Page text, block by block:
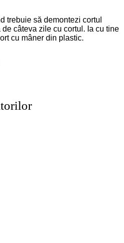
trebuie să demontezi cortul
câteva zile cu cortul. Ia cu tine
cu mâner din plastic.